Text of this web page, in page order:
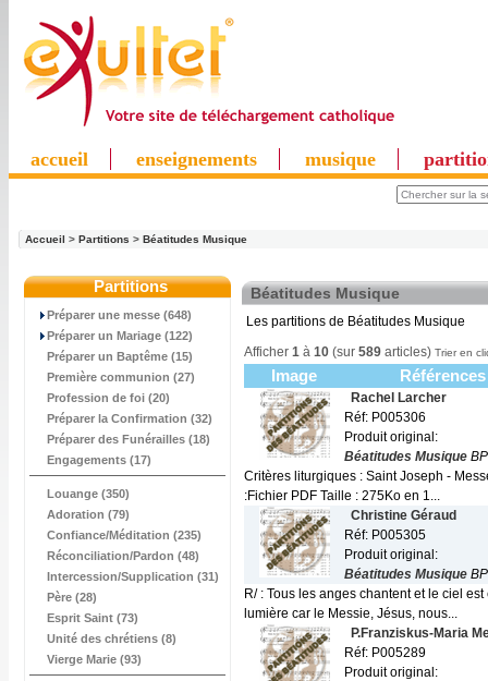
accueil enseignements musique
Accueil > Partitions > Béatitudes Musique
Partitions
Préparer une messe (648)
Préparer un Mariage (122)
Préparer un Baptême (15)
Première communion (27)
Profession de foi (20)
Préparer la Confirmation (32)
Préparer des Funérailles (18)
Engagements (17)
Louange (350)
Adoration (79)
Confiance/Méditation (235)
Réconciliation/Pardon (48)
Intercession/Supplication (31)
Père (28)
Esprit Saint (73)
Unité des chrétiens (8)
Vierge Marie (93)
Béatitudes Musique
Les partitions de Béatitudes Musique
Afficher 1 à 10 (sur 589 articles) Trier en
Image Références
Rachel Larcher
Réf: P005306
Produit original:
Béatitudes Musique
Critères liturgiques : Saint Joseph -
:Fichier PDF Taille : 275Ko en 1...
Christine Géraud
Réf: P005305
Produit original:
Béatitudes Musique
R/ : Tous les anges chantent et le ciel
lumière car le Messie, Jésus, nous...
P.Franziskus-Maria
Réf: P005289
Produit original: